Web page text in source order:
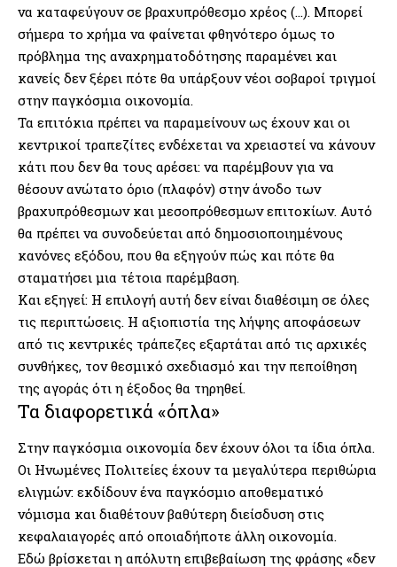
να καταφεύγουν σε βραχυπρόθεσμο χρέος (…). Μπορεί
σήμερα το χρήμα να φαίνεται φθηνότερο όμως το
πρόβλημα της αναχρηματοδότησης παραμένει και
κανείς δεν ξέρει πότε θα υπάρξουν νέοι σοβαροί τριγμοί
στην παγκόσμια οικονομία.
Τα επιτόκια πρέπει να παραμείνουν ως έχουν και οι
κεντρικοί τραπεζίτες ενδέχεται να χρειαστεί να κάνουν
κάτι που δεν θα τους αρέσει: να παρέμβουν για να
θέσουν ανώτατο όριο (πλαφόν) στην άνοδο των
βραχυπρόθεσμων και μεσοπρόθεσμων επιτοκίων. Αυτό
θα πρέπει να συνοδεύεται από δημοσιοποιημένους
κανόνες εξόδου, που θα εξηγούν πώς και πότε θα
σταματήσει μια τέτοια παρέμβαση.
Και εξηγεί: Η επιλογή αυτή δεν είναι διαθέσιμη σε όλες
τις περιπτώσεις. Η αξιοπιστία της λήψης αποφάσεων
από τις κεντρικές τράπεζες εξαρτάται από τις αρχικές
συνθήκες, τον θεσμικό σχεδιασμό και την πεποίθηση
της αγοράς ότι η έξοδος θα τηρηθεί.
Τα διαφορετικά «όπλα»
Στην παγκόσμια οικονομία δεν έχουν όλοι τα ίδια όπλα.
Οι Ηνωμένες Πολιτείες έχουν τα μεγαλύτερα περιθώρια
ελιγμών: εκδίδουν ένα παγκόσμιο αποθεματικό
νόμισμα και διαθέτουν βαθύτερη διείσδυση στις
κεφαλαιαγορές από οποιαδήποτε άλλη οικονομία.
Εδώ βρίσκεται η απόλυτη επιβεβαίωση της φράσης «δεν